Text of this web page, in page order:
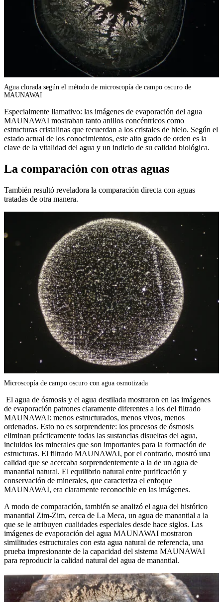
Agua clorada según el método de microscopía de campo oscuro de
MAUNAWAI
Especialmente llamativo: las imágenes de evaporación del agua
MAUNAWAI mostraban tanto anillos concéntricos como
estructuras cristalinas que recuerdan a los cristales de hielo. Según el
estado actual de los conocimientos, este alto grado de orden es la
clave de la vitalidad del agua y un indicio de su calidad biológica.
La comparación con otras aguas
También resultó reveladora la comparación directa con aguas
tratadas de otra manera.
Microscopía de campo oscuro con agua osmotizada
El agua de ósmosis y el agua destilada mostraron en las imágenes
de evaporación patrones claramente diferentes a los del filtrado
MAUNAWAI: menos estructurados, menos vivos, menos
ordenados. Esto no es sorprendente: los procesos de ósmosis
eliminan prácticamente todas las sustancias disueltas del agua,
incluidos los minerales que son importantes para la formación de
estructuras. El filtrado MAUNAWAI, por el contrario, mostró una
calidad que se acercaba sorprendentemente a la de un agua de
manantial natural. El equilibrio natural entre purificación y
conservación de minerales, que caracteriza el enfoque
MAUNAWAI, era claramente reconocible en las imágenes.
A modo de comparación, también se analizó el agua del histórico
manantial Zim-Zim, cerca de La Meca, un agua de manantial a la
que se le atribuyen cualidades especiales desde hace siglos. Las
imágenes de evaporación del agua MAUNAWAI mostraron
similitudes estructurales con esta agua natural de referencia, una
prueba impresionante de la capacidad del sistema MAUNAWAI
para reproducir la calidad natural del agua de manantial.